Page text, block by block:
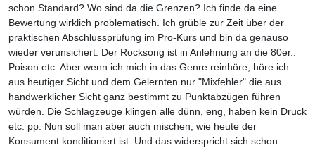
schon Standard? Wo sind da die Grenzen? Ich finde da eine
Bewertung wirklich problematisch. Ich grüble zur Zeit über der
praktischen Abschlussprüfung im Pro-Kurs und bin da genauso
wieder verunsichert. Der Rocksong ist in Anlehnung an die 80er..
Poison etc. Aber wenn ich mich in das Genre reinhöre, höre ich
aus heutiger Sicht und dem Gelernten nur "Mixfehler" die aus
handwerklicher Sicht ganz bestimmt zu Punktabzügen führen
würden. Die Schlagzeuge klingen alle dünn, eng, haben kein Druck
etc. pp. Nun soll man aber auch mischen, wie heute der
Konsument konditioniert ist. Und das widerspricht sich schon